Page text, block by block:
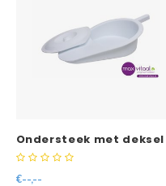
Ondersteek met deksel
€--,--